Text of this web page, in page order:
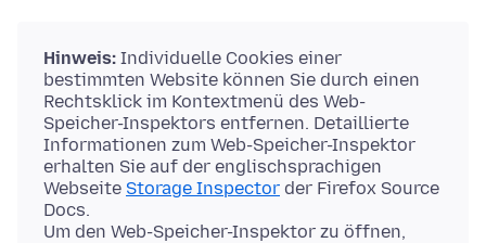
Hinweis: Individuelle Cookies einer
bestimmten Website können Sie durch einen
Rechtsklick im Kontextmenü des Web-
Speicher-Inspektors entfernen. Detaillierte
Informationen zum Web-Speicher-Inspektor
erhalten Sie auf der englischsprachigen
Webseite Storage Inspector der Firefox Source
Docs.
Um den Web-Speicher-Inspektor zu öffnen,